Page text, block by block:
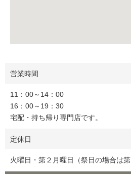
営業時間
11：00～14：00
16：00～19：30
宅配・持ち帰り専門店です。
定休日
火曜日・第２月曜日（祭日の場合は第